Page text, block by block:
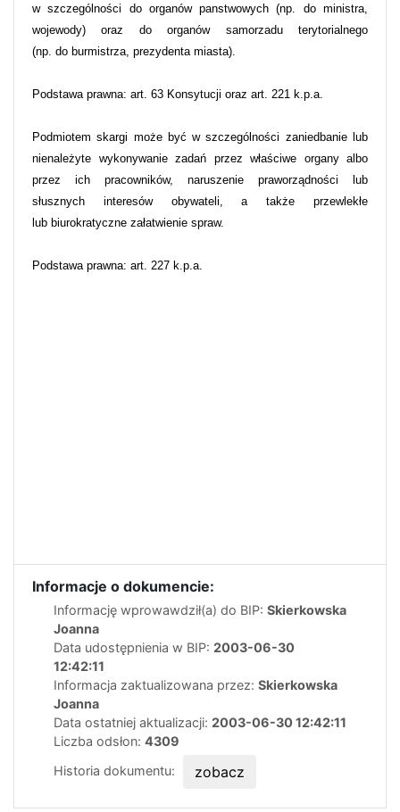
w szczególności do organów panstwowych (np. do ministra,
wojewody) oraz do organów samorzadu terytorialnego
(np. do burmistrza, prezydenta miasta).
Podstawa prawna: art. 63 Konsytucji oraz art. 221 k.p.a.
Podmiotem skargi może być w szczególności zaniedbanie lub
nienależyte wykonywanie zadań przez właściwe organy albo
przez ich pracowników, naruszenie praworządności lub
słusznych interesów obywateli, a także przewlekłe
lub biurokratyczne załatwienie spraw.
Podstawa prawna: art. 227 k.p.a.
Informacje o dokumencie:
Informację wprowawdził(a) do BIP: Skierkowska
Joanna
Data udostępnienia w BIP: 2003-06-30
12:42:11
Informacja zaktualizowana przez: Skierkowska
Joanna
Data ostatniej aktualizacji: 2003-06-30 12:42:11
Liczba odsłon: 4309
Historia dokumentu:
zobacz